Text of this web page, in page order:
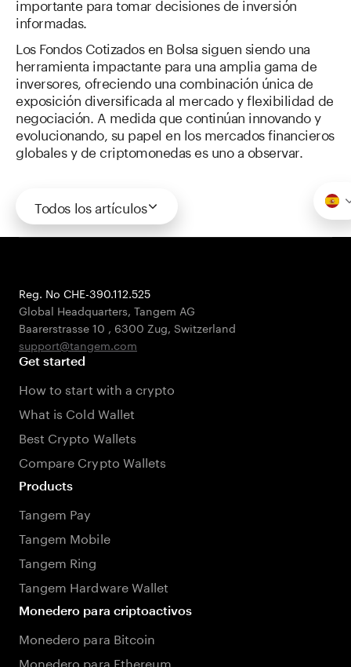
informadas.
Los Fondos Cotizados en Bolsa siguen siendo una
herramienta impactante para una amplia gama de
inversores, ofreciendo una combinación única de
exposición diversificada al mercado y flexibilidad de
negociación. A medida que continúan innovando y
evolucionando, su papel en los mercados financieros
globales y de criptomonedas es uno a observar.
Todos los artículos
Reg. No CHE-390.112.525
Global Headquarters, Tangem AG
Baarerstrasse 10 , 6300 Zug, Switzerland
support@tangem.com
Get started
How to start with a crypto
What is Cold Wallet
Best Crypto Wallets
Compare Crypto Wallets
Products
Tangem Pay
Tangem Mobile
Tangem Ring
Tangem Hardware Wallet
Monedero para criptoactivos
Monedero para Bitcoin
Monedero para Ethereum